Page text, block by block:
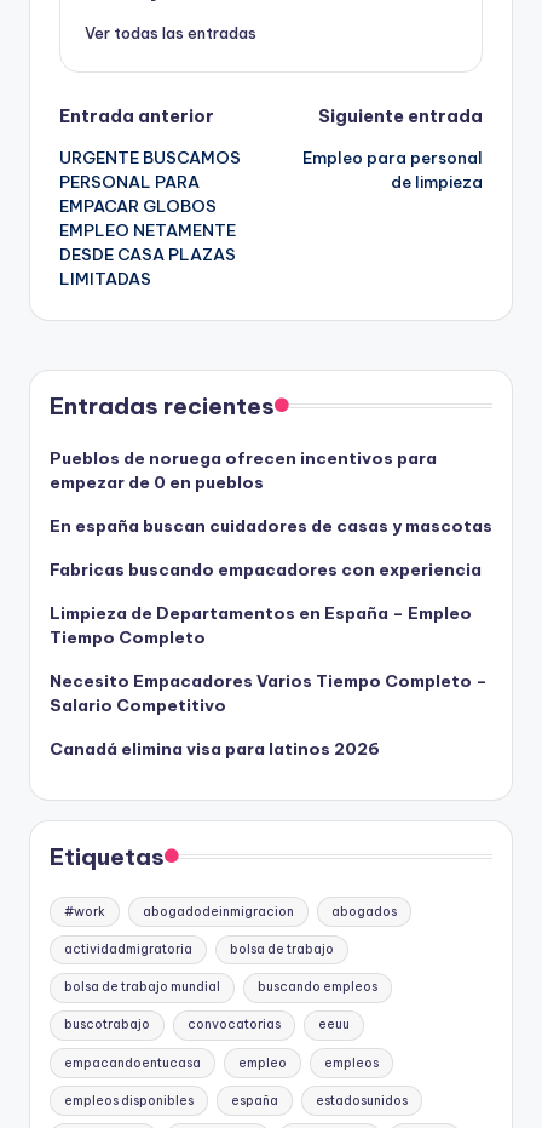
Ver todas las entradas
Navegación
de
entradas
Entrada anterior
URGENTE BUSCAMOS
PERSONAL PARA
EMPACAR GLOBOS
EMPLEO NETAMENTE
DESDE CASA PLAZAS
LIMITADAS
Siguiente entrada
Empleo para personal
de limpieza
Entradas recientes
Pueblos de noruega ofrecen incentivos para
empezar de 0 en pueblos
En españa buscan cuidadores de casas y mascotas
Fabricas buscando empacadores con experiencia
Limpieza de Departamentos en España – Empleo
Tiempo Completo
Necesito Empacadores Varios Tiempo Completo –
Salario Competitivo
Canadá elimina visa para latinos 2026
Etiquetas
#work abogadodeinmigracion abogados
actividadmigratoria bolsa de trabajo
bolsa de trabajo mundial buscando empleos
buscotrabajo convocatorias eeuu
empacandoentucasa empleo empleos
empleos disponibles españa estadosunidos